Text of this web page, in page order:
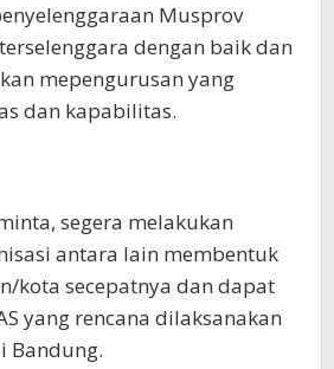
Musprov
dengan baik dan
mepengurusan yang
dan kapabilitas.
segera melakukan
antara lain membentuk
kota secepatnya dan dapat
yang rencana dilaksanakan
Bandung.